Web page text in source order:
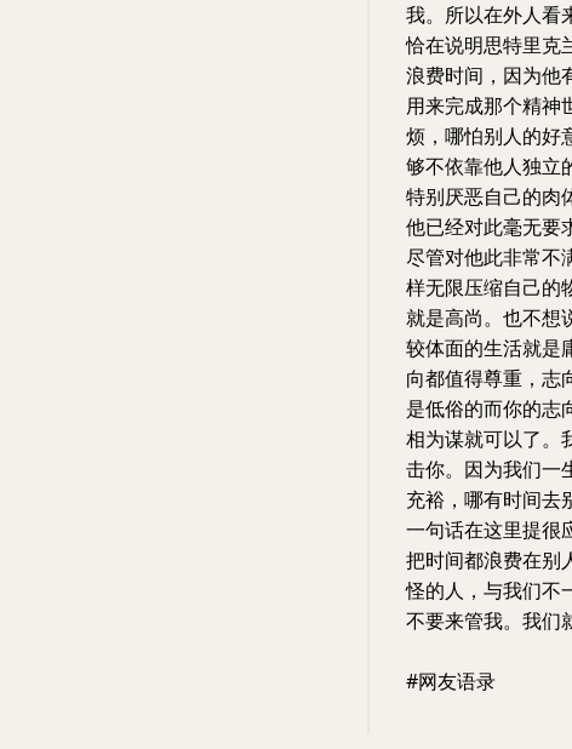
我。所以在外人看
恰在说明思特里克
浪费时间，因为他
用来完成那个精神
烦，哪怕别人的好
够不依靠他人独立
特别厌恶自己的肉
他已经对此毫无要
尽管对他此非常不
样无限压缩自己的
就是高尚。也不想
较体面的生活就是
向都值得尊重，志
是低俗的而你的志
相为谋就可以了。
击你。因为我们一
充裕，哪有时间去
一句话在这里提很
把时间都浪费在别
怪的人，与我们不
不要来管我。我们
#网友语录